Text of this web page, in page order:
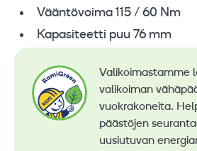
Vääntövoima 115 / 60 Nm
Kapasiteetti puu 76 mm
Valikoimastamme
valikoiman
vuokrakoneita.
päästöjen
uusiutuvan